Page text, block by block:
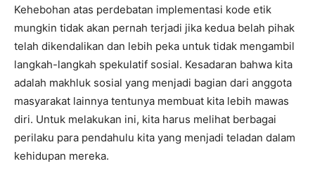
Kehebohan atas perdebatan implementasi kode etik
mungkin tidak akan pernah terjadi jika kedua belah pihak
telah dikendalikan dan lebih peka untuk tidak mengambil
langkah-langkah spekulatif sosial. Kesadaran bahwa kita
adalah makhluk sosial yang menjadi bagian dari anggota
masyarakat lainnya tentunya membuat kita lebih mawas
diri. Untuk melakukan ini, kita harus melihat berbagai
perilaku para pendahulu kita yang menjadi teladan dalam
kehidupan mereka.